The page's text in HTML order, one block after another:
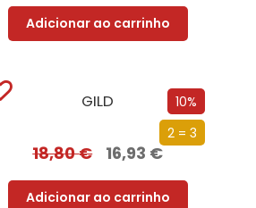
Adicionar ao carrinho
10%
2 = 3
GILD
18,80€ 16,93 €
Adicionar ao carrinho